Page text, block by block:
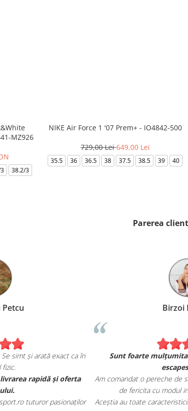
MZ926
38.2/3
NIKE Air Force 1 '07 Prem+ - IO4842-500
729,00 Lei649,00 Lei
35.5 36 36.5 38 37.5 38.5 39 40
Parerea
simt și arată exact ca în
fizic.
rapidă și oferta
tuturor pasionaților
Birzoi
Sunt foarte
Am comandat o pereche de
de fericita cu modul
Aceștia au toate